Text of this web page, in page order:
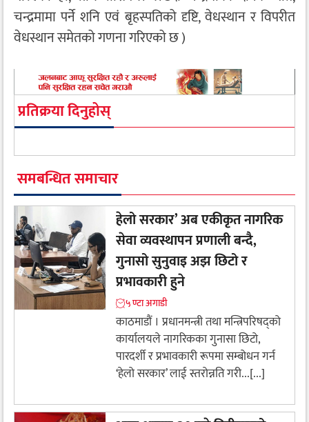
चन्द्रमामा पर्ने शनि एवं बृहस्पतिको दृष्टि, वेधस्थान र विपरीत
वेधस्थान समेतको गणना गरिएको छ )
प्रतिक्रया दिनुहोस्
समबन्धित समाचार
हेलो सरकार’ अब एकीकृत नागरिक
सेवा व्यवस्थापन प्रणाली बन्दै,
गुनासो सुनुवाइ अझ छिटो र
प्रभावकारी हुने
५ ण्टा अगाडी
काठमाडौं । प्रधानमन्त्री तथा मन्त्रिपरिषद्को
कार्यालयले नागरिकका गुनासा छिटो,
पारदर्शी र प्रभावकारी रूपमा सम्बोधन गर्न
‘हेलो सरकार’ लाई स्तरोन्नति गरी...[...]